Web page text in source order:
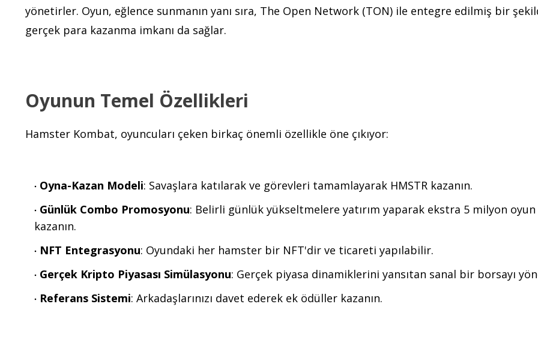
yönetirler. Oyun, eğlence sunmanın yanı sıra, The Open Network (TON) ile entegre edilmiş bir
gerçek para kazanma imkanı da sağlar.
Oyunun Temel Özellikleri
Hamster Kombat, oyuncuları çeken birkaç önemli özellikle öne çıkıyor:
Oyna-Kazan Modeli: Savaşlara katılarak ve görevleri tamamlayarak HMSTR kazanın.
Günlük Combo Promosyonu: Belirli günlük yükseltmelere yatırım yaparak ekstra 5 milyon
kazanın.
NFT Entegrasyonu: Oyundaki her hamster bir NFT'dir ve ticareti yapılabilir.
Gerçek Kripto Piyasası Simülasyonu: Gerçek piyasa dinamiklerini yansıtan sanal bir borsayı
Referans Sistemi: Arkadaşlarınızı davet ederek ek ödüller kazanın.